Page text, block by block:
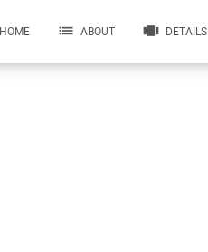
HOME list ABOUT view_carousel DETAILS